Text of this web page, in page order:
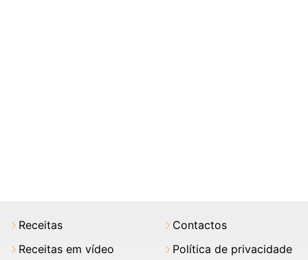
Receitas
Receitas em vídeo
Contactos
Política de privacidade